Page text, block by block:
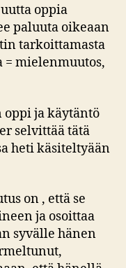
oppia
paluuta oikeaan
tarkoittamasta
= mielenmuutos,
ja käytäntö
selvittää tätä
heti käsiteltyään
on , että se
ja osoittaa
syvälle hänen